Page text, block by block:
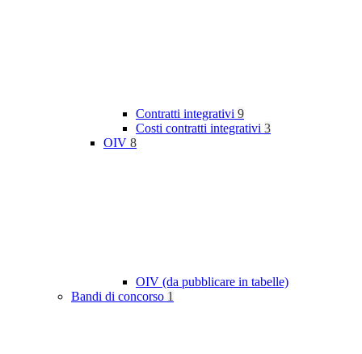
Contratti integrativi 9
Costi contratti integrativi 3
OIV 8
OIV (da pubblicare in tabelle)
Bandi di concorso 1